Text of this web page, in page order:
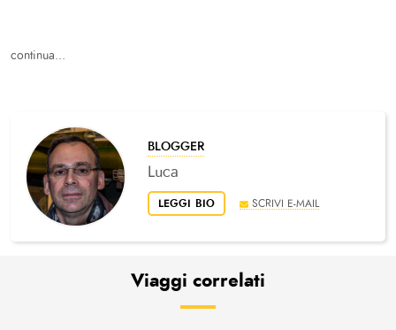
continua...
BLOGGER
Luca
SCRIVI E-MAIL
LEGGI BIO
Viaggi correlati